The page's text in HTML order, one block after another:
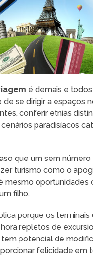
é demais e
de se dirigir a espaços
conferir etnias
paradisíacos
que um sem
turismo como o
mesmo oportunidades
filho.
porque os terminais
repletos de
potencial de
felicidade em